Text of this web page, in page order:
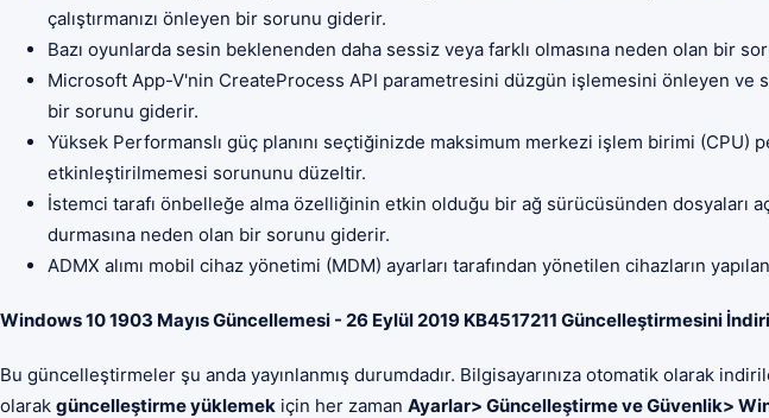
çalıştırmanızı önleyen bir sorunu giderir.
Bazı oyunlarda sesin beklenenden daha sessiz veya farklı olmasına neden olan bir
Microsoft App-V'nin CreateProcess API parametresini düzgün işlemesini önleyen ve
bir sorunu giderir.
Yüksek Performanslı güç planını seçtiğinizde maksimum merkezi işlem birimi (CPU)
etkinleştirilmemesi sorununu düzeltir.
İstemci tarafı önbelleğe alma özelliğinin etkin olduğu bir ağ sürücüsünden dosyaları
durmasına neden olan bir sorunu giderir.
ADMX alımı mobil cihaz yönetimi (MDM) ayarları tarafından yönetilen cihazların
Windows 10 1903 Mayıs Güncellemesi - 26 Eylül 2019 KB4517211 Güncelleştirmesini
Bu güncelleştirmeler şu anda yayınlanmış durumdadır. Bilgisayarınıza otomatik olarak
olarak güncelleştirme yüklemek için her zaman Ayarlar> Güncelleştirme ve Güvenlik>